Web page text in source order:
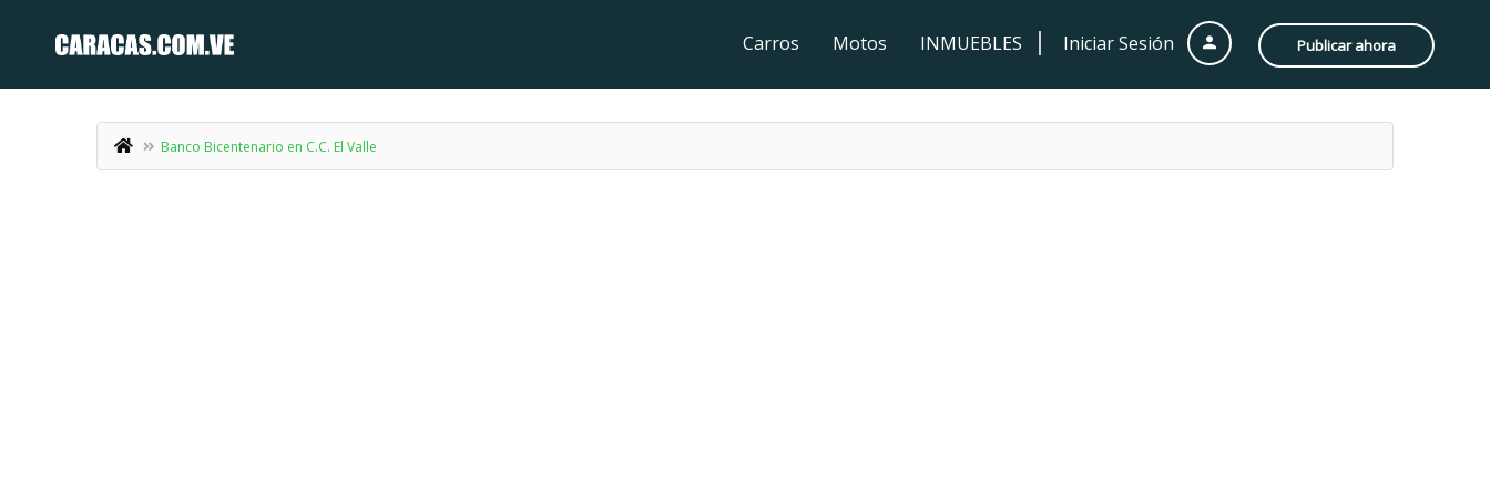
Iniciar Sesión Publicar ahora
Carros Motos INMUEBLES
Banco Bicentenario en C.C. El Valle